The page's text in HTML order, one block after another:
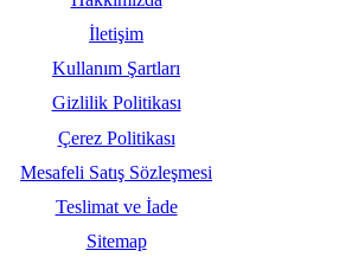
İletişim
Kullanım Şartları
Gizlilik Politikası
Çerez Politikası
Mesafeli Satış Sözleşmesi
Teslimat ve İade
Sitemap